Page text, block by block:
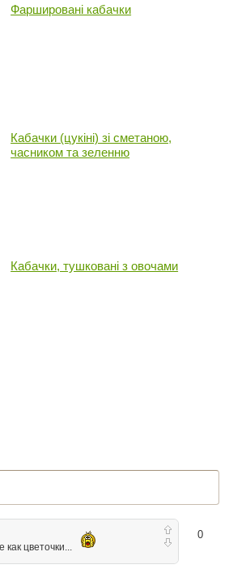
Фаршировані кабачки
Кабачки (цукіні) зі сметаною,
часником та зеленню
Кабачки, тушковані з овочами
0
цветочки...